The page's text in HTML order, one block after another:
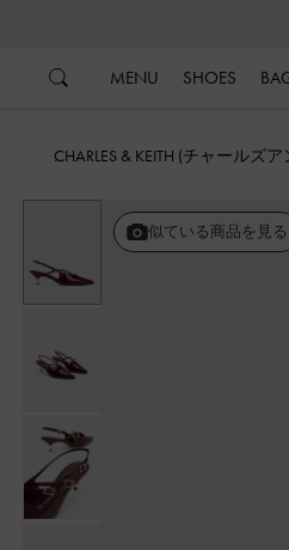
MENU SHOES
CHARLES & KEITH (チャールズ
似ている商品を見る